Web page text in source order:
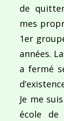
Ce site
de
mes
1er
années.
a fermé
Je me
école de